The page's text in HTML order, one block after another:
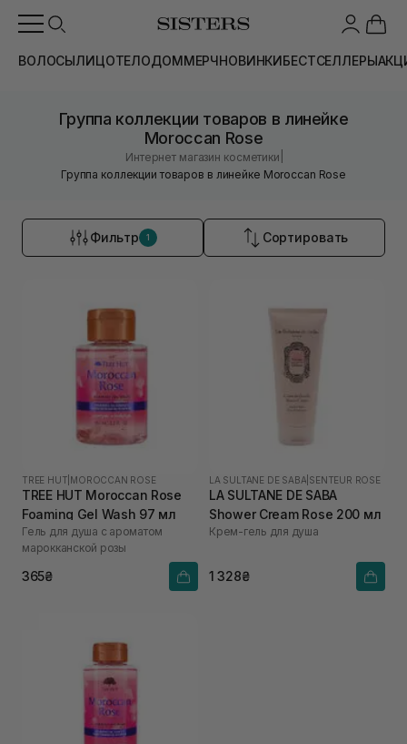
ВОЛОСЫЛИЦОТЕЛОДОММЕРЧНОВИНКИБЕСТСЕЛЛЕРЫ
Группа коллекции товаров в линейке
Moroccan Rose
Интернет магазин косметики
Группа коллекции товаров в линейке Moroccan Rose
Фильтр 1 Сортировать
TREE HUT MOROCCAN ROSE
TREE HUT Moroccan Rose
Foaming Gel Wash 97 мл
Гель для душа с ароматом
марокканской розы
365₴
LA SULTANE DE SABA SENTEUR ROSE
LA SULTANE DE SABA
Shower Cream Rose 200 мл
Крем-гель для душа
1 328₴